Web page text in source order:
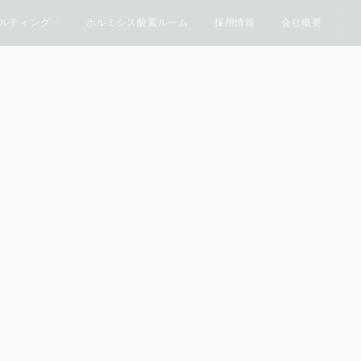
ティング ホルミシス酸素ルーム 採用情報 会社概要